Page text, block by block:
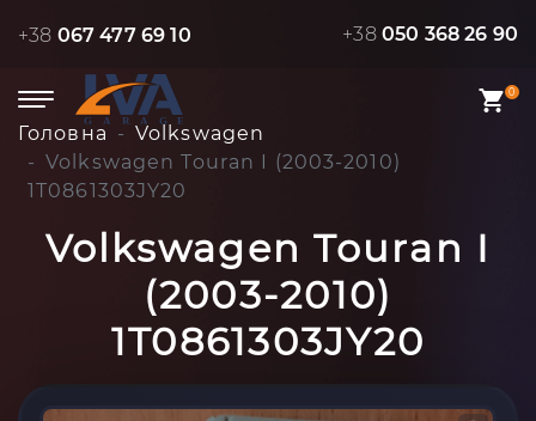
+38 067 477 69 10 +38 050 368 26 90
0
Головна
Volkswagen
Volkswagen Touran I (2003-2010)
1T0861303JY20
Volkswagen Touran I
(2003-2010)
1T0861303JY20